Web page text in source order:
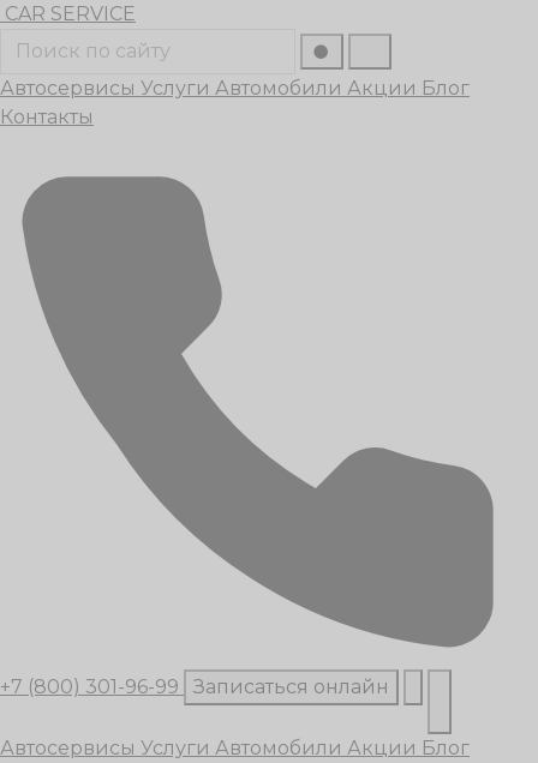
Перейти
CAR SERVICE
Поиск
Автосервисы Услуги Автомобили Акции Блог
Контакты
+7 (800) 301-96-99 Записаться онлайн
Автосервисы Услуги Автомобили Акции Блог